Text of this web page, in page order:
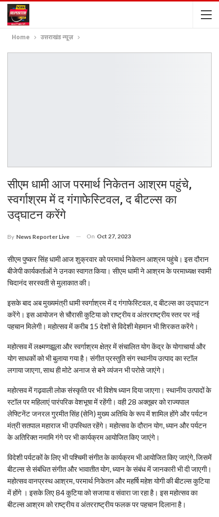
Home उत्तराखंड न्यूज़
सीएम धामी आज परमार्थ निकेतन आश्रम पहुंचे,
स्वर्गाश्रम में द गंगाफेस्टिवल, द बीटल्स का
उद्घाटन करेंगे
By News Reporter Live On Oct 27, 2023
सीएम पुष्कर सिंह धामी आज शुक्रवार को परमार्थ निकेतन आश्रम पहुंचे। इस दौरान
बीजेपी कार्यकर्ताओं ने उनका स्वागत किया। सीएम धामी ने आश्रम के परमाध्यक्ष स्वामी
चिदानंद सरस्वती से मुलाकात की।
इसके बाद अब मुख्यमंत्री धामी स्वर्गाश्रम में द गंगाफेस्टिवल, द बीटल्स का उद्घाटन
करेंगे। इस आयोजन से चौरासी कुटिया को राष्ट्रीय व अंतरराष्ट्रीय स्तर पर नई
पहचान मिलेगी। महोत्सव में करीब 15 देशों से विदेशी मेहमान भी शिरकत करेंगे।
महोत्सव में लक्ष्मणझूला और स्वर्गाश्रम क्षेत्र में संचालित योग केंद्र के योगाचार्या और
योग साधकों को भी बुलाया गया है। संगीत प्रस्तुति संग स्थानीय उत्पाद का स्टॉल
लगाया जाएगा, साथ ही मोटे अनाज से बने व्यंजन भी परोसे जाएंगे।
महोत्सव में गढ़वाली लोक संस्कृति पर भी विशेष ध्यान दिया जाएगा। स्थानीय उत्पादों के
स्टॉल पर महिलाएं पारंपरिक वेशभूषा में रहेंगी। वही 28 अक्तूबर को राज्यपाल
लेफ्टिनेंट जनरल गुरमीत सिंह (सेनि) मुख्य अतिथि के रूप में शामिल होंगे और पर्यटन
मंत्री सतपाल महाराज भी उपस्थित रहेंगे। महोत्सव के दौरान योग, ध्यान और पर्यटन
के अतिरिक्त नमामि गंगे पर भी कार्यक्रम आयोजित किए जाएंगे।
विदेशी पर्यटकों के लिए भी पश्चिमी संगीत के कार्यक्रम भी आयोजित किए जाएंगे, जिसमें
बीटल्स से संबंधित संगीत और भावातीत योग, ध्यान के संबंध में जानकारी भी दी जाएगी।
महोत्सव वानप्रस्थ आश्रम, परमार्थ निकेतन और महर्षि महेश योगी की बीटल्स कुटिया
में होंगे । इसके लिए 84 कुटिया को सजाया व संवारा जा रहा है। इस महोत्सव का
बीटल्स आश्रम को राष्ट्रीय व अंतरराष्ट्रीय फलक पर पहचान दिलाना है।